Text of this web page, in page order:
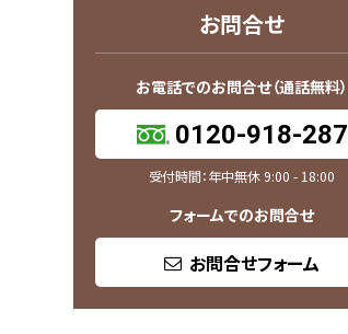
お問合せ
お電話でのお問合せ（通話無料）
0120-918-287
受付時間：年中無休 9:00 - 18:00
フォームでのお問合せ
お問合せフォーム